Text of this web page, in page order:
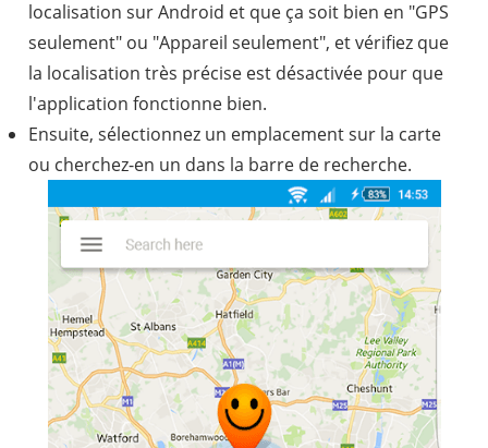
localisation sur Android et que ça soit bien en "GPS
seulement" ou "Appareil seulement", et vérifiez que
la localisation très précise est désactivée pour que
l'application fonctionne bien.
Ensuite, sélectionnez un emplacement sur la carte
ou cherchez-en un dans la barre de recherche.